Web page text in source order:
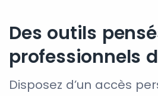
Des outils
professionnels
Disposez d’un accès